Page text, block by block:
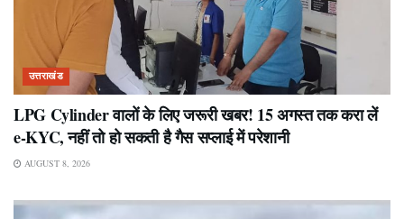
उत्तराखंड
LPG Cylinder वालों के लिए जरूरी खबर! 15 अगस्त तक करा लें
e-KYC, नहीं तो हो सकती है गैस सप्लाई में परेशानी
AUGUST 8, 2026